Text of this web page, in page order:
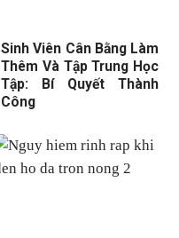
Sinh Viên Cân Bằng Làm
Thêm Và Tập Trung Học
Tập: Bí Quyết Thành
Công